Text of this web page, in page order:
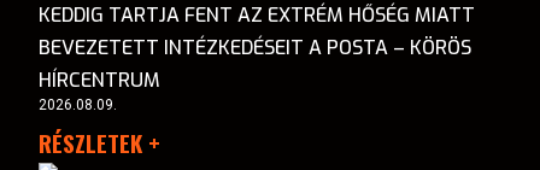
KEDDIG TARTJA FENT AZ EXTRÉM HŐSÉG MIATT
BEVEZETETT INTÉZKEDÉSEIT A POSTA – KÖRÖS
HÍRCENTRUM
2026.08.09.
RÉSZLETEK +